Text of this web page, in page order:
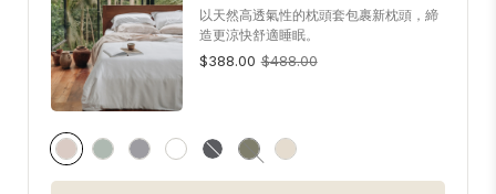
以天然高透氣性的枕頭套包裹新枕頭，締
造更涼快舒適睡眠。
$388.00 $488.00